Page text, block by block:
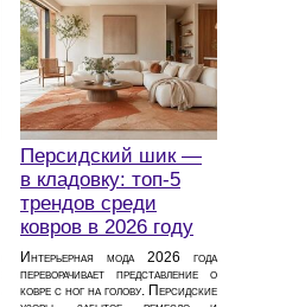
Персидский шик —
в кладовку: топ-5
трендов среди
ковров в 2026 году
Интерьерная мода 2026 года
переворачивает представление о
ковре с ног на голову. Персидские